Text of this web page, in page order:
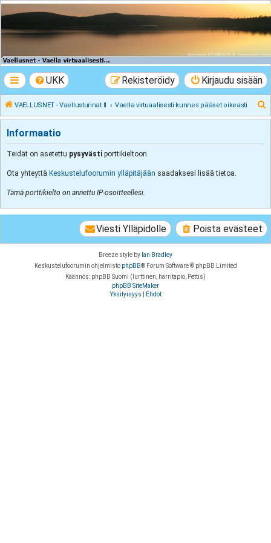
VAELLUSNET -
Vaellusturinat II
UKK Kirjaudu sisään
Rekisteröidy
VAELLUSNET - Vaellusturinat II Vaella virtuaalisesti kunnes pääset oikeasti
t
Informaatio
Teidät on asetettu pysyvästi porttikieltoon.
Ota yhteyttä Keskustelufoorumin ylläpitäjään saadaksesi lisää tietoa.
Tämä porttikielto on annettu IP-osoitteellesi.
Poista evästeet
Viesti Ylläpidolle
Breeze style by Ian Bradley
Keskustelufoorumin ohjelmisto phpBB® Forum Software © phpBB Limited
Käännös: phpBB Suomi (lurttinen, harritapio, Pettis)
phpBB SiteMaker
Yksityisyys
Ehdot